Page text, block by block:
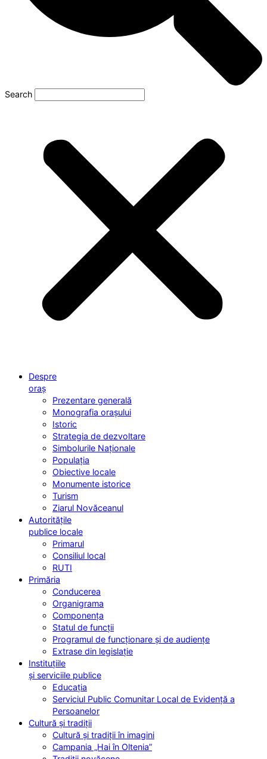
Search
Despre
oraș
Prezentare generală
Monografia orașului
Istoric
Strategia de dezvoltare
Simbolurile Naționale
Populația
Obiective locale
Monumente istorice
Turism
Ziarul Novăceanul
Autoritățile
publice locale
Primarul
Consiliul local
RUTI
Primăria
Conducerea
Organigrama
Componența
Statul de funcții
Programul de funcționare și de audiențe
Extrase din legislație
Instituțiile
și serviciile publice
Educația
Serviciul Public Comunitar Local de Evidență a
Persoanelor
Cultură și tradiții
Cultură și tradiții în imagini
Campania „Hai în Oltenia”